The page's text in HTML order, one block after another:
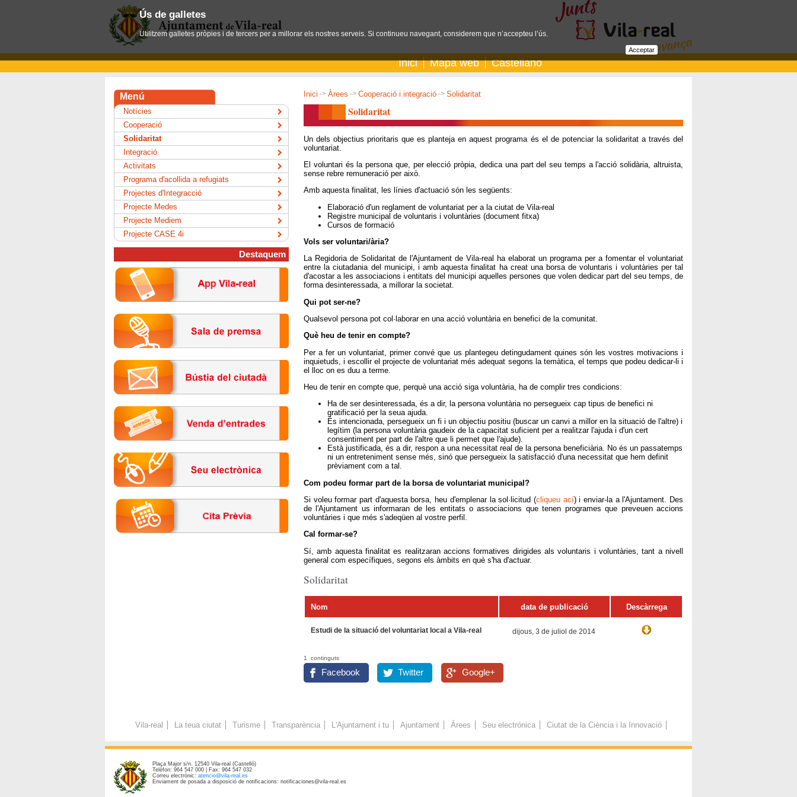
Inici Mapa web Castellano
Inici -> Àrees -> Cooperació i integració -> Solidaritat
Solidaritat
Un dels objectius prioritaris que es planteja en aquest programa és el de potenciar la solidaritat a través del
voluntariat.
El voluntari és la persona que, per elecció pròpia, dedica una part del seu temps a l'acció solidària, altruista,
sense rebre remuneració per això.
Amb aquesta finalitat, les línies d'actuació són les següents:
Elaboració d'un reglament de voluntariat per a la ciutat de Vila-real
Registre municipal de voluntaris i voluntàries (document fitxa)
Cursos de formació
Vols ser voluntari/ària?
La Regidoria de Solidaritat de l'Ajuntament de Vila-real ha elaborat un programa per a fomentar el voluntariat
entre la ciutadania del municipi, i amb aquesta finalitat ha creat una borsa de voluntaris i voluntàries per tal
d'acostar a les associacions i entitats del municipi aquelles persones que volen dedicar part del seu temps, de
forma desinteressada, a millorar la societat.
Qui pot ser-ne?
Qualsevol persona pot col·laborar en una acció voluntària en benefici de la comunitat.
Què heu de tenir en compte?
Per a fer un voluntariat, primer convé que us plantegeu detingudament quines són les vostres motivacions i
inquietuds, i escollir el projecte de voluntariat més adequat segons la temàtica, el temps que podeu dedicar-li i
el lloc on es duu a terme.
Heu de tenir en compte que, perquè una acció siga voluntària, ha de complir tres condicions:
Ha de ser desinteressada, és a dir, la persona voluntària no persegueix cap tipus de benefici ni
gratificació per la seua ajuda.
És intencionada, persegueix un fi i un objectiu positiu (buscar un canvi a millor en la situació de l'altre) i
legítim (la persona voluntària gaudeix de la capacitat suficient per a realitzar l'ajuda i d'un cert
consentiment per part de l'altre que li permet que l'ajude).
Està justificada, és a dir, respon a una necessitat real de la persona beneficiària. No és un passatemps
ni un entreteniment sense més, sinó que persegueix la satisfacció d'una necessitat que hem definit
prèviament com a tal.
Com podeu formar part de la borsa de voluntariat municipal?
Si voleu formar part d'aquesta borsa, heu d'emplenar la sol·licitud (cliqueu ací) i enviar-la a l'Ajuntament. Des
de l'Ajuntament us informaran de les entitats o associacions que tenen programes que preveuen accions
voluntàries i que més s'adeqüen al vostre perfil.
Cal formar-se?
Sí, amb aquesta finalitat es realitzaran accions formatives dirigides als voluntaris i voluntàries, tant a nivell
general com específiques, segons els àmbits en què s'ha d'actuar.
Solidaritat
Nom data de publicació Descàrrega
Estudi de la situació del voluntariat local a Vila-real dijous, 3 de juliol de 2014
1 continguts
Facebook Twitter Google+
Menú
Notícies
Cooperació
Solidaritat
Integració
Activitats
Programa d'acollida a refugiats
Projectes d'Integracció
Projecte Medes
Projecte Mediem
Projecte CASE 4i
Destaquem
Vila-real La teua ciutat Turisme Transparència L'Ajuntament i tu Ajuntament Àrees Seu electrònica Ciutat de la Ciència i la Innovació
Plaça Major s/n. 12540 Vila-real (Castelló)
Telèfon: 964 547 000 | Fax: 964 547 032
Correu electrònic: atencio@vila-real.es
Enviament de posada a disposició de notificacions: notificaciones@vila-real.es
Ús de galletes
Utilitzem galletes pròpies i de tercers per a millorar els nostres serveis. Si continueu navegant, considerem que n’accepteu l’ús.
Acceptar